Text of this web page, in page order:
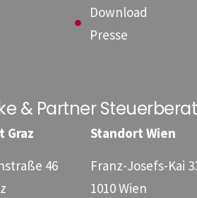
Download
Presse
& Partner
Graz
46
Standort Wien
Franz-Josefs-Kai
1010 Wien